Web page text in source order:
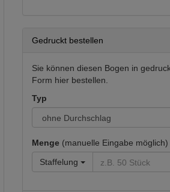
Gedruckt bestellen
Sie können diesen Bogen in
Form hier bestellen.
Typ
Menge (manuelle Eingabe möglich)
Staffelung